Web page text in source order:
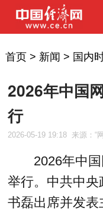
首页> 新闻 > 国内
2026年中国
行
2026-05-19 19:18 来源：“
2026年中
举行。中共中
书磊出席并发表